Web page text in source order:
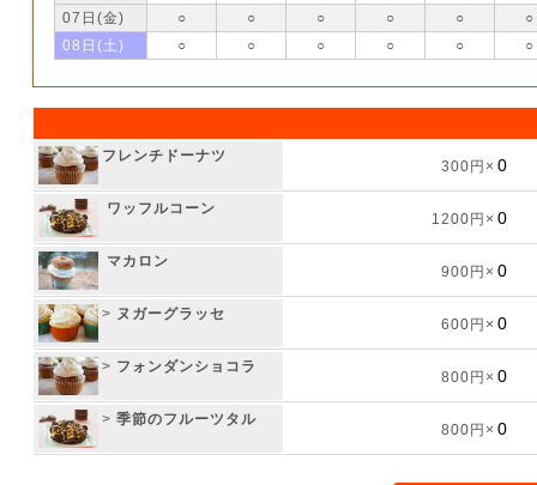
07日(金)
○ ○ ○ ○ ○
○
08日(土)
○ ○ ○ ○ ○ ○
フレンチドーナツ
300円×
ワッフルコーン
1200円×
マカロン
900円×
> ヌガーグラッセ
600円×
> フォンダンショコラ
800円×
> 季節のフルーツタル
800円×